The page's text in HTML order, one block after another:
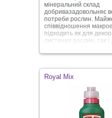
мінеральний склад
добривазадовольняє
потреби рослин.
співвідношення
підходить як для
листяних рослин, так і
що входять до складу,
роблять їх сійкими до
несприятливих умов
Аплікатор невеликого
тоже буде майже не
на поверхні ґрунту.
Royal Mix